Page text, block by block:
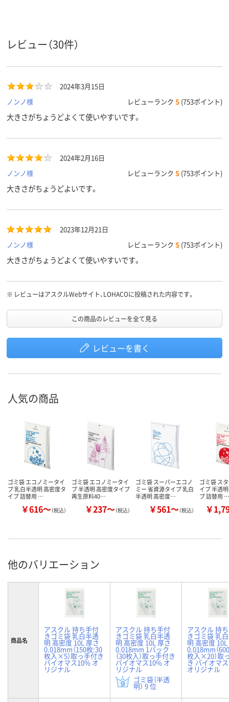
0.018mm
HDPE（カサカサタイ
HDPE（カサカサタイ
+メタロセン
ループ
系、ホワイト系
クリア(透明)系
クリア(透明・
スコア
レビュー（30件）
2024年3月15日
ノンノ様
レビューランク S (753ポイント)
大きさがちょうどよくて使いやすいです。
2024年2月16日
ノンノ様
レビューランク S (753ポイント)
大きさがちょうどよいです。
2023年12月21日
ノンノ様
レビューランク S (753ポイント)
大きさがちょうどよくて使いやすいです。
※ レビューはアスクルWebサイト、LOHACOに投稿された内容です。
この商品のレビューを全て見る
レビューを書く
人気の商品
ゴミ袋 エコノミータイ
プ 乳白半透明 高密度タ
イプ 詰替用 …
￥616～（税込）
ゴミ袋 エコノミータイ
プ 半透明 高密度タイプ
再生原料40…
￥237～（税込）
ゴミ袋 スーパーエコノ
ミー 省資源タイプ 乳白
半透明 高密度…
￥561～（税込）
ゴミ袋 ス
イプ 半透
プ 詰替用 …
￥
他のバリエーション
商品名
アスクル 持ち手付
きゴミ袋 乳白半透
明 高密度 10L 厚さ
0.018mm（150枚:30
枚入×5）取っ手付き
バイオマス10% オ
リジナル
アスクル 持ち手付
きゴミ袋 乳白半透
明 高密度 10L 厚さ
0.018mm 1パック
（30枚入）取っ手付き
バイオマス10% オ
リジナル
ゴミ袋（半透
明） 9 位
アスクル 持
きゴミ袋 乳
明 高密度
0.018mm（
枚入×20）取
き バイオマ
オリジナル